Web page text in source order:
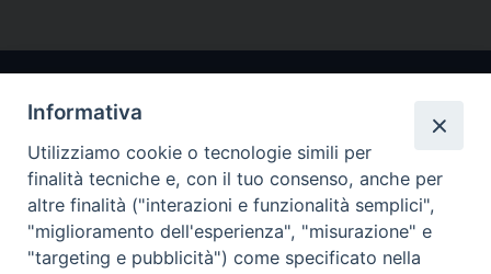
Arcidiocesi di Ravenna-Cervia
Informativa
Utilizziamo cookie o tecnologie simili per
finalità tecniche e, con il tuo consenso, anche per
altre finalità ("interazioni e funzionalità semplici",
"miglioramento dell'esperienza", "misurazione" e
"targeting e pubblicità") come specificato nella